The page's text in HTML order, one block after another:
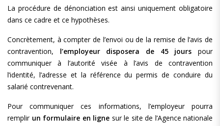
La procédure de dénonciation est ainsi uniquement obligatoire
dans ce cadre et ce hypothèses.
Concrètement, à compter de l’envoi ou de la remise de l’avis de
contravention, l’employeur disposera de 45 jours pour
communiquer à l’autorité visée à l’avis de contravention
l’identité, l’adresse et la référence du permis de conduire du
salarié contrevenant.
Pour communiquer ces informations, l’employeur pourra
remplirun formulaire en ligne sur le site de l’Agence nationale